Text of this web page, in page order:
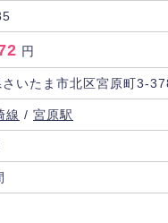
円
いたま市北区宮原町3-
線 / 宮原駅